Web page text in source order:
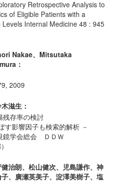
Retrospective Analysis to
of Eligible Patients with a
Internal Medicine 48 : 945
Nakae、Mitsutaka
：
2009
滋生：
残存率の検討
す影響因子も検索的解析 －
鏡学会総会 ＤＤＷ
治朗、松山健次、児島謙作、神
、廣瀬英美子、淀澤美樹子、塩